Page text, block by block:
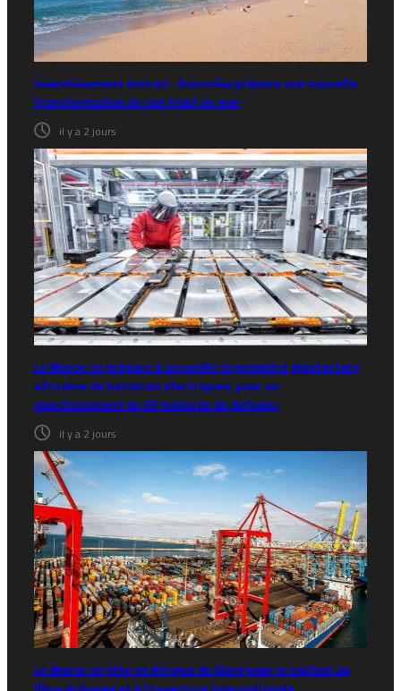
Investissement émirati : Bouznika prépare une nouvelle
transformation de son front de mer
il y a 2 jours
Le Maroc se prépare à accueillir la première gigafactory
africaine de batteries électriques, pour un
investissement de 65 milliards de dirhams
il y a 2 jours
Le Maroc en tête en Afrique du Nord pour le soutien au